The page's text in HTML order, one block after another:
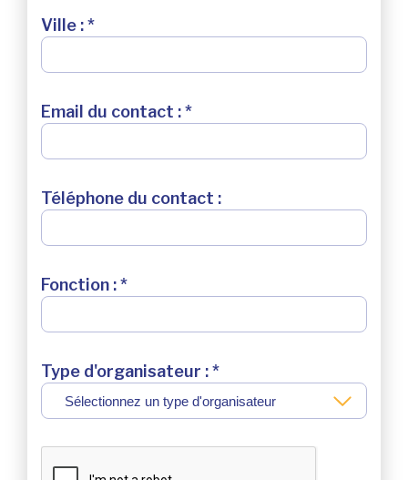
AUSSI !
Nous avons développé ce site Internet dans le
cadre d’une démarche forte d’écoconception.
Ville : *
Email du contact : *
Téléphone du contact :
Fonction : *
Type d'organisateur : *